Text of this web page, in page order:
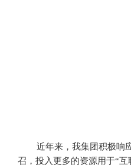
近年来，我集团积极响
召，投入更多的资源用于“互